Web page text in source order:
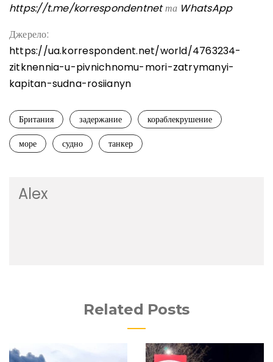
https://t.me/korrespondentnetта WhatsApp
Джерело:
https://ua.korrespondent.net/world/4763234-
zitknennia-u-pivnichnomu-mori-zatrymanyi-
kapitan-sudna-rosiianyn
Британия задержание
кораблекрушение
море
судно танкер
Alex
Related Posts